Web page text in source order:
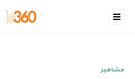
مشاهير